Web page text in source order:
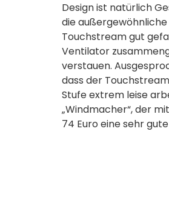
Design ist natürlich
die
Touchstream gut
Ventilator
verstauen.
dass der
Stufe extrem leise
„Windmacher“, der
74 Euro eine sehr